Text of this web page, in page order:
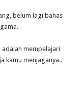
belum lagi bahas
adalah mempelajari
kamu menjaganya..